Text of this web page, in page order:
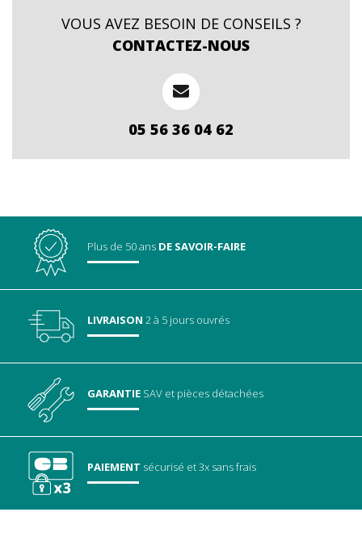
VOUS AVEZ BESOIN DE CONSEILS ?
CONTACTEZ-NOUS
05 56 36 04 62
Plus de 50 ans DE SAVOIR-FAIRE
LIVRAISON 2 à 5 jours ouvrés
GARANTIE SAV et pièces détachées
PAIEMENT sécurisé et 3x sans frais